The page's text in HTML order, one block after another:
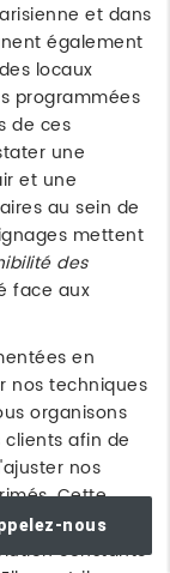
et dans
également
locaux
programmées
de ces
une
et une
au sein de
mettent
des
face aux
en
nos techniques
organisons
afin de
nos
Cette
stratégie
constante
nous